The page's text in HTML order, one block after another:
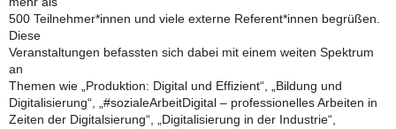
500 Teilnehmer*innen und viele externe Referent*innen begrüßen.
Diese
Veranstaltungen befassten sich dabei mit einem weiten Spektrum
an
Themen wie „Produktion: Digital und Effizient“, „Bildung und
Digitalisierung“, „#sozialeArbeitDigital – professionelles Arbeiten in
Zeiten der Digitalsierung“, „Digitalisierung in der Industrie“,